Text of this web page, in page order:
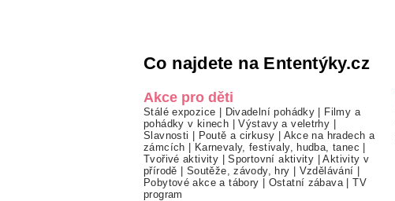
Co najdete na Ententýky.cz
Akce pro děti
Stálé expozice | Divadelní pohádky | Filmy a
pohádky v kinech |Výstavy a veletrhy |
Slavnosti | Poutě a cirkusy | Akce na hradech a
zámcích | Karnevaly, festivaly, hudba, tanec |
Tvořivé aktivity |Sportovní aktivity |Aktivity v
přírodě | Soutěže, závody, hry | Vzdělávání |
Pobytové akce a tábory | Ostatní zábava |TV
program